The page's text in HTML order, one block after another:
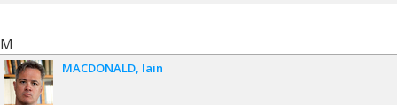
M
MACDONALD Iain